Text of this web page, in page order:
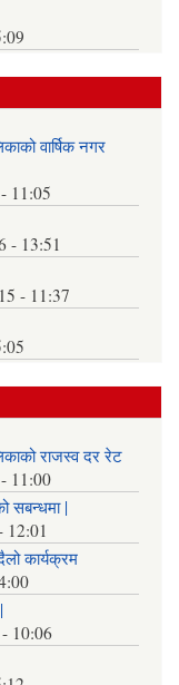
वार्षिक नगर
11:05
- 13:51
- 11:37
राजस्व दर रेट
11:00
सबन्धमा |
12:01
कार्यक्रम
10:06